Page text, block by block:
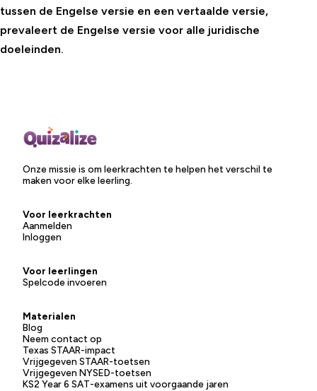
tussen de Engelse versie en een vertaalde versie,
prevaleert de Engelse versie voor alle juridische
doeleinden.
Onze missie is om leerkrachten te helpen het verschil te
maken voor elke leerling.
Voor leerkrachten
Aanmelden
Inloggen
Voor leerlingen
Spelcode invoeren
Materialen
Blog
Neem contact op
Texas STAAR-impact
Vrijgegeven STAAR-toetsen
Vrijgegeven NYSED-toetsen
KS2 Year 6 SAT-examens uit voorgaande jaren